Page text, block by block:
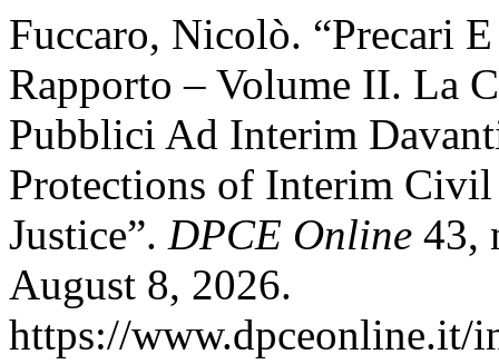
Fuccaro, Nicolò. “Precari
Rapporto – Volume II. La
Pubblici Ad Interim
Protections of Interim
Justice”. DPCE Online 43,
August 8, 2026.
https://www.dpceonline.it/